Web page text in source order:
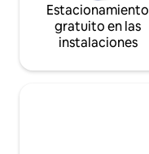
Estacionamiento
gratuito en las
instalaciones